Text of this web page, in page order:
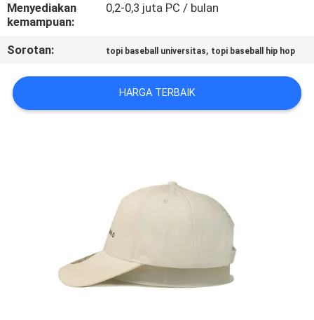
KASUS
PRIVACY
Menyediakan
kemampuan:
0,2-0,3 juta PC / bulan
Sorotan: topi baseball universitas, topi baseball hip hop
HARGA TERBAIK